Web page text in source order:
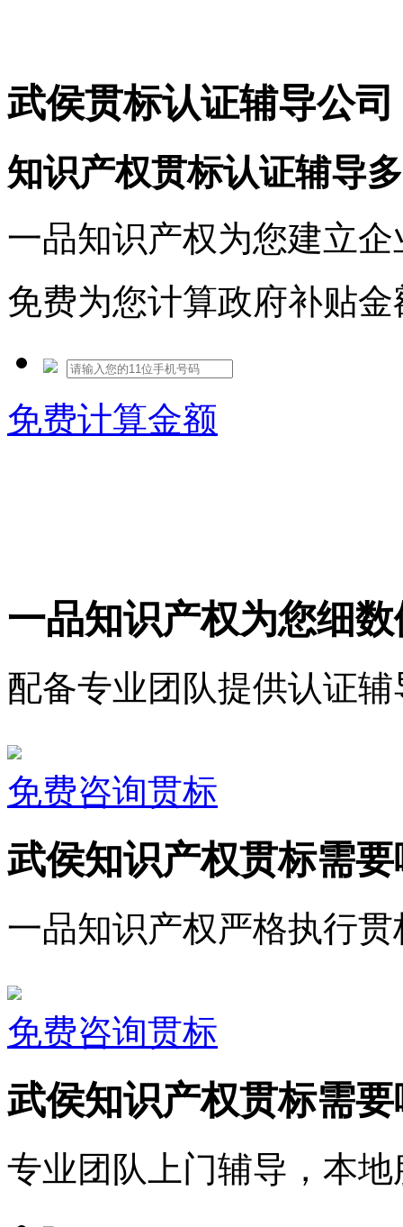
武侯贯标认证辅导公司
知识产权贯标认证辅导
一品知识产权为您建立
免费为您计算政府补贴
免费计算金额
一品知识产权为您细
配备专业团队提供认证辅
免费咨询贯标
武侯知识产权贯标需
一品知识产权严格执行
免费咨询贯标
武侯知识产权贯标需
专业团队上门辅导，本